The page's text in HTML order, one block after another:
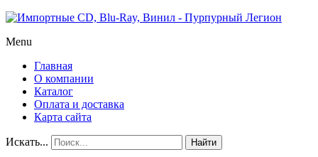
Menu
Главная
О компании
Каталог
Оплата и доставка
Карта сайта
Искать... Найти